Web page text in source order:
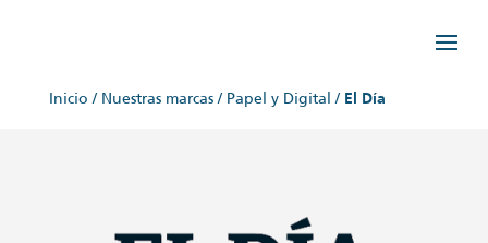
Inicio / Nuestras marcas/ Papel y Digital / El Día